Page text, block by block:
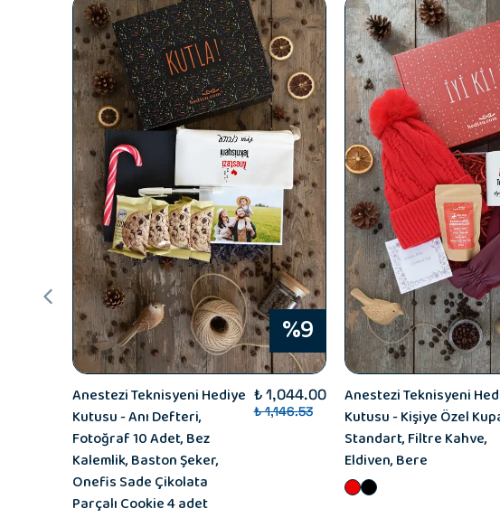
%9
Anestezi Teknisyeni Hediye
Kutusu - Anı Defteri,
Fotoğraf 10 Adet, Bez
Kalemlik, Baston Şeker,
Onefis Sade Çikolata
Parçalı Cookie 4 adet
₺ 1,044.00
₺ 1,146.53
Anestezi Teknisyeni
Kutusu - Kişiye Özel
Standart, Filtre Kahve,
Eldiven, Bere